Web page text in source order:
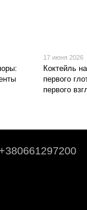
17 июня 2026
Коктейль
первого
первого
+380661297200